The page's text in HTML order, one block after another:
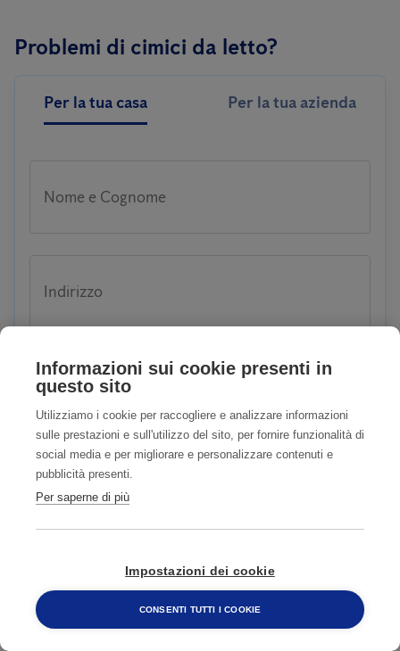
Problemi di cimici da letto?
Per la tua casa Per la tua azienda
Nome e Cognome
Indirizzo
Città
CAP
800 482 320
Informazioni sui cookie presenti in
questo sito
Utilizziamo i cookie per raccogliere e analizzare informazioni
sulle prestazioni e sull'utilizzo del sito, per fornire funzionalità di
social media e per migliorare e personalizzare contenuti e
pubblicità presenti.
Per saperne di più
Impostazioni dei cookie
CONSENTI TUTTI I COOKIE